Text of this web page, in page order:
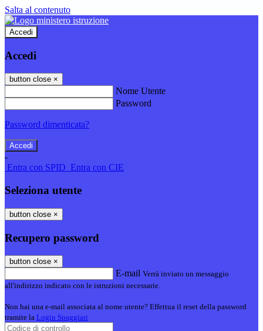
Salta al contenuto
Accedi
Accedi
button close ×
Nome Utente
Password
Password dimenticata?
-
Entra con SPID Entra con CIE
Seleziona utente
button close ×
Recupero password
button close ×
E-mail Verrà inviato un messaggio
all'indirizzo indicato con le istruzioni necessarie.
Non hai una e-mail associata al nome utente? Effettua il reset della password
tramite la Login Spaggiari